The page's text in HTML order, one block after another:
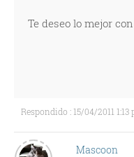
Te deseo lo mejor
Respondido : 15/04/2011 1:13
Mascoon